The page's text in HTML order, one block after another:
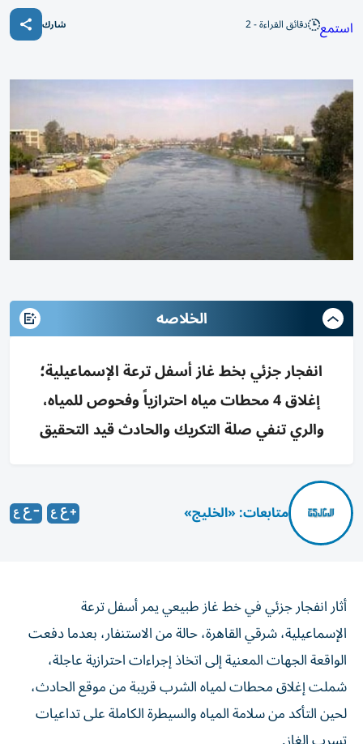
استمع دقائق القراءة - 2 شارك
الخلاصه
انفجار جزئي بخط غاز أسفل ترعة الإسماعيلية؛
إغلاق 4 محطات مياه احترازياً وفحوص للمياه،
والري تنفي صلة التكريك والحادث قيد التحقيق
متابعات: «الخليج»
أثار انفجار جزئي في خط غاز طبيعي يمر أسفل ترعة
الإسماعيلية، شرقي القاهرة، حالة من الاستنفار، بعدما دفعت
الواقعة الجهات المعنية إلى اتخاذ إجراءات احترازية عاجلة،
شملت إغلاق محطات لمياه الشرب قريبة من موقع الحادث،
لحين التأكد من سلامة المياه والسيطرة الكاملة على تداعيات
تسرب الغاز.